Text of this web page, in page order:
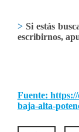
> Si estás
escribirnos,
Fuente: https://
baja-alta-